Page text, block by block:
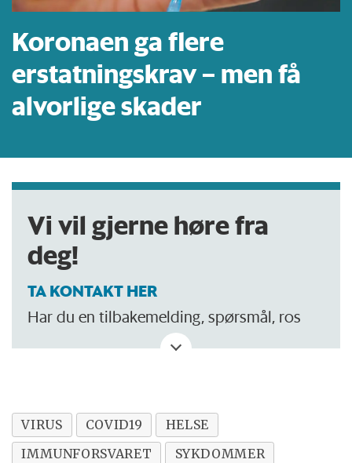
Koronaen ga flere
erstatningskrav – men få
alvorlige skader
Vi vil gjerne høre fra
deg!
TA KONTAKT HER
Har du en tilbakemelding, spørsmål, ros
eller kritikk? Eller tips om noe vi bør skrive
VIRUS COVID19
HELSE
IMMUNFORSVARET
SYKDOMMER